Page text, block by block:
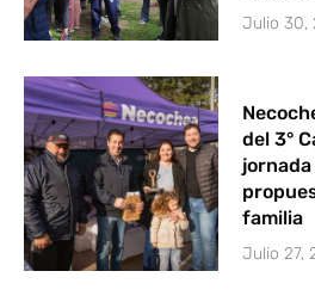
Julio 30,
del 3°
familia
Julio 27,